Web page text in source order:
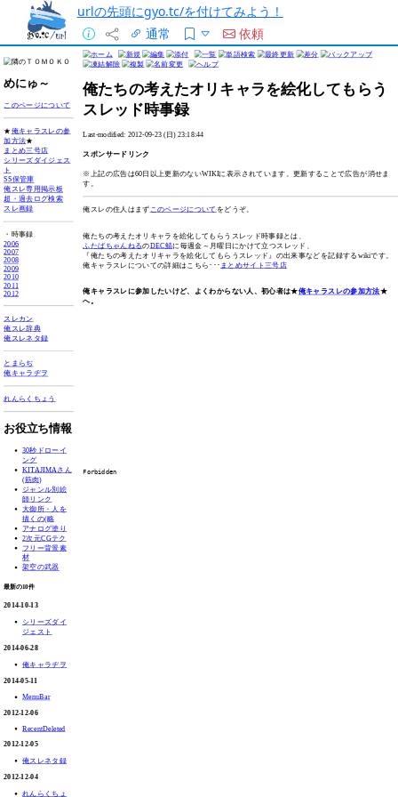
urlの先頭にgyo.tc/を付けてみよう！
通常
依頼